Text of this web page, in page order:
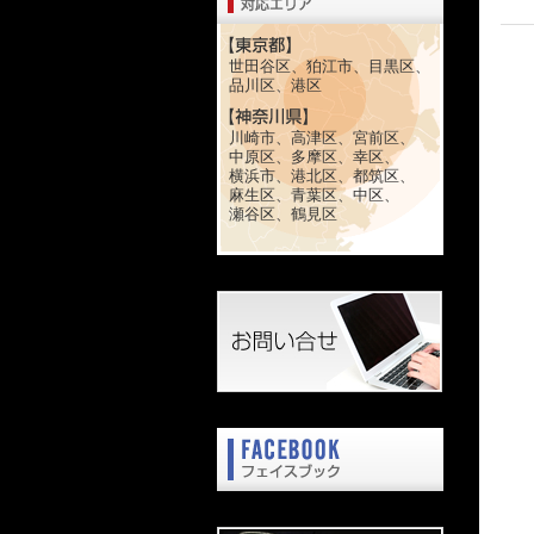
世田谷区、狛江市、目黒区、
品川区、港区
川崎市、高津区、宮前区、
中原区、多摩区、幸区、
横浜市、港北区、都筑区、
麻生区、青葉区、中区、
瀬谷区、鶴見区